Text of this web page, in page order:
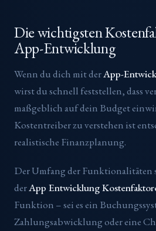
Die wichtigsten
App-Entwicklung
Wenn du dich mit derApp-
wirst du schnell feststellen, dass
maßgeblich auf dein Budget
Kostentreiber zu verstehen ist
realistische Finanzplanung.
Der Umfang der Funktionalitäten
derApp Entwicklung
Funktion – sei es ein
Zahlungsabwicklung oder eine